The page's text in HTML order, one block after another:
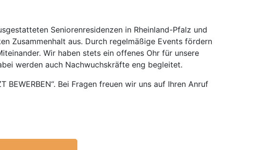
Seniorenresidenzen in Rheinland-Pfalz und
Zusammenhalt aus. Durch regelmäßige Events fördern
Wir haben stets ein offenes Ohr für unsere
werden auch Nachwuchskräfte eng begleitet.
Bei Fragen freuen wir uns auf Ihren Anruf